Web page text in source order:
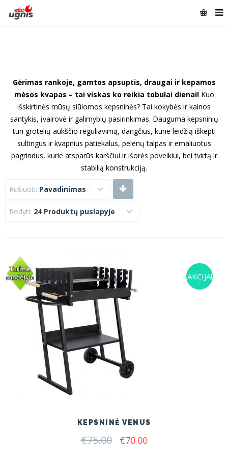
Gėrimas rankoje, gamtos apsuptis, draugai ir kepamos
mėsos kvapas – tai viskas ko reikia tobulai dienai!Kuo
išskirtinės mūsų siūlomos kepsninės? Tai kokybės ir kainos
santykis, įvairovė ir galimybių pasirinkimas. Dauguma kepsninių
turi grotelių aukščio reguliavimą, dangčius, kurie leidžią iškepti
sultingus ir kvapnius patiekalus, pelenų talpas ir emaliuotus
pagrindus, kurie atsparūs karščiui ir išorės poveikiui, bei tvirtą ir
stabilią konstrukciją.
Rūšiuoti: Pavadinimas
Rodyti: 24 Produktų puslapyje
AKCIJA!
KEPSNINĖ VENUS
€75.00 Original
€70.00Current